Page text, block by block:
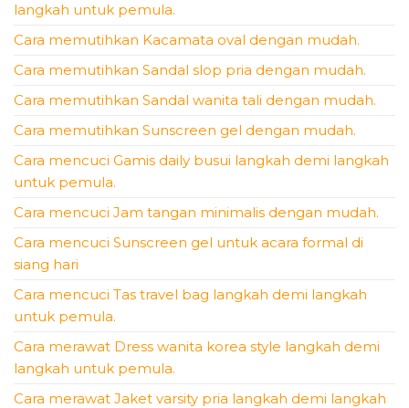
langkah untuk pemula.
Cara memutihkan Kacamata oval dengan mudah.
Cara memutihkan Sandal slop pria dengan mudah.
Cara memutihkan Sandal wanita tali dengan mudah.
Cara memutihkan Sunscreen gel dengan mudah.
Cara mencuci Gamis daily busui langkah demi langkah
untuk pemula.
Cara mencuci Jam tangan minimalis dengan mudah.
Cara mencuci Sunscreen gel untuk acara formal di
siang hari
Cara mencuci Tas travel bag langkah demi langkah
untuk pemula.
Cara merawat Dress wanita korea style langkah demi
langkah untuk pemula.
Cara merawat Jaket varsity pria langkah demi langkah